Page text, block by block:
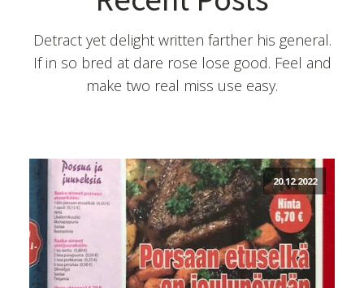
Detract yet delight written farther his general.
If in so bred at dare rose lose good. Feel and
make two real miss use easy.
20.12.2022